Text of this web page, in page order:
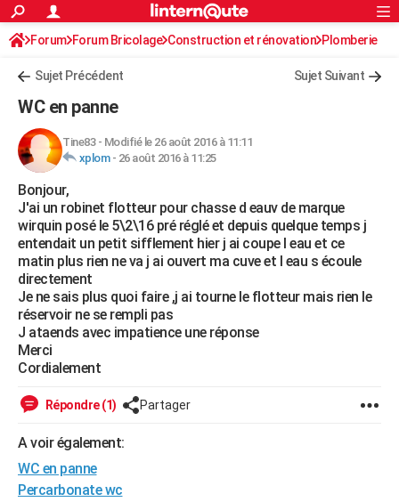
ACTUALITÉS
Politique
Société
Faits Divers
Education
Monde
Villes
+
FINANCE
Retraite
Impôts
Epargne
Immobilier
Risques naturels par ville
Banque
Assurance
Crédit
AUTO
Essais
Réserver un essai
Citadines
Berlines
SUV
Forum auto
+HIGH-TECH
Mobiles
Meilleur smartphone
Internet
Ordinateurs
Jeux vidéo
Guide high-tech
+BRICOLAGE
Forum
Aménagement intérieur
Extérieur
Cuisine
Salle de bains
Jardinage
Rangement
WEEK-END
Guides de France
Escapades
Patrimoine
Expositions
Musées
Week-end nature
LIFESTYLE
Art de vivre
Bien-être
Loisirs
ModeModes de vie
SANTE
Destinations
City break
Voyage nature
Voyage de noces
Forum
Climat
BONS PLANS
Rechercher
S'inscrire
Connexion
Forum Forum Bricolage Construction et rénovation Plomberie
Sujet Précédent Sujet Suivant
WC en panne
Tine83- Modifié le 26 août 2016 à 11:11
xplom- 26 août 2016 à 11:25
Bonjour,
J'ai un robinet flotteur pour chasse d eauv de marque
wirquin posé le 5\2\16 pré réglé et depuis quelque temps j
entendait un petit sifflement hier j ai coupe l eau et ce
matin plus rien ne va j ai ouvert ma cuve et l eau s écoule
directement
Je ne sais plus quoi faire ,j ai tourne le flotteur mais rien le
réservoir ne se rempli pas
J ataends avec impatience une réponse
Merci
Cordialement
Répondre (1) Partager
A voir également:
WC en panne
Percarbonate wc